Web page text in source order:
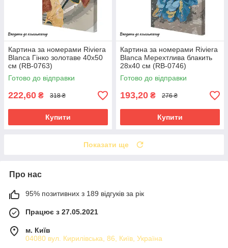
Картина за номерами Riviera
Blanca Гінко золотаве 40x50
см (RB-0763)
Готово до відправки
222,60 ₴ 318 ₴
Купити
Картина за номерами Riviera
Blanca Мерехтлива блакить
28x40 см (RB-0746)
Готово до відправки
193,20 ₴ 276 ₴
Купити
Показати ще
Про нас
95% позитивних з 189 відгуків за рік
Працює з 27.05.2021
м. Київ
04080 вул. Кирилівська, 86, Київ, Україна